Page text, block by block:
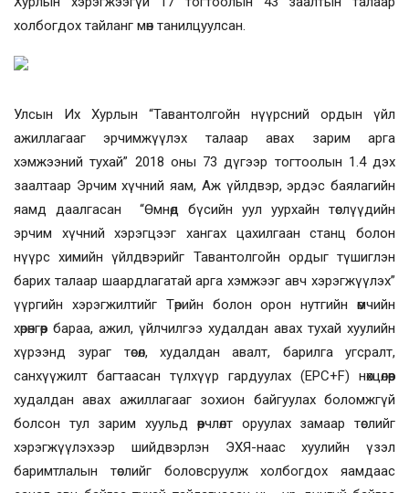
холбогдох тайланг мөн танилцуулсан.
Улсын Их Хурлын “Тавантолгойн нүүрсний ордын үйл
ажиллагааг эрчимжүүлэх талаар авах зарим арга
хэмжээний тухай” 2018 оны 73 дүгээр тогтоолын 1.4 дэх
заалтаар Эрчим хүчний яам, Аж үйлдвэр, эрдэс баялагийн
яамд даалгасан “Өмнөд бүсийн уул уурхайн төслүүдийн
эрчим хүчний хэрэгцээг хангах цахилгаан станц болон
нүүрс химийн үйлдвэрийг Тавантолгойн ордыг түшиглэн
барих талаар шаардлагатай арга хэмжээг авч хэрэгжүүлэх”
үүргийн хэрэгжилтийг Төрийн болон орон нутгийн өмчийн
хөрөнгөөр бараа, ажил, үйлчилгээ худалдан авах тухай хуулийн
хүрээнд зураг төсөл, худалдан авалт, барилга угсралт,
санхүүжилт багтаасан түлхүүр гардуулах (EPC+F) нөхцөлөөр
худалдан авах ажиллагааг зохион байгуулах боломжгүй
болсон тул зарим хуульд өөрчлөлт оруулах замаар төслийг
хэрэгжүүлэхээр шийдвэрлэн ЭХЯ-наас хуулийн үзэл
баримтлалын төслийг боловсруулж холбогдох яамдаас